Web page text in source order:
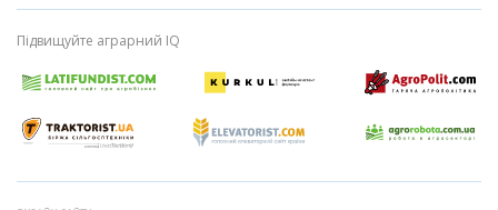
Підвищуйте аграрний IQ